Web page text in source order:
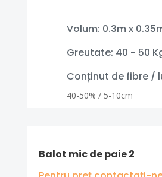
Volum: 0.3m x
Greutate: 40 - 50
Conținut de fibre /
40-50% / 5-10cm
Balot mic de paie 2